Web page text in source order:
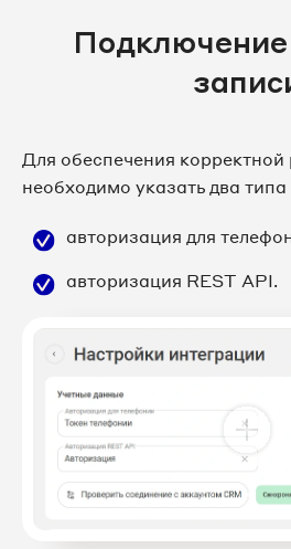
Подключение
Для обеспечения
необходимо указать два
авторизация для
авторизация REST API.